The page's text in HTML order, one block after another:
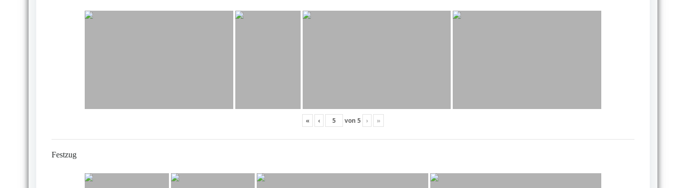
« ‹ von 5 › »
Festzug